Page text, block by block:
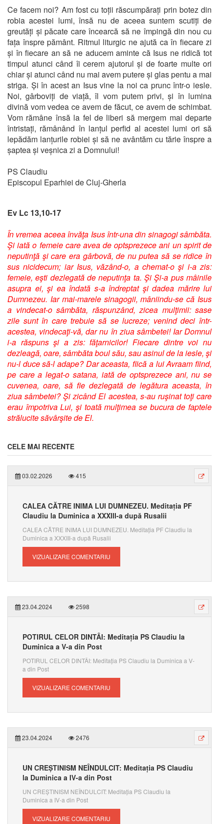
Ce facem noi? Am fost cu toții răscumpărați prin botez din
robia acestei lumi, însă nu de aceea suntem scutiți de
greutăți și păcate care încearcă să ne împingă din nou cu
fața înspre pământ. Ritmul liturgic ne ajută ca în fiecare zi
și în fiecare an să ne aducem aminte că Isus ne ridică tot
timpul atunci când îi cerem ajutorul și de foarte multe ori
chiar și atunci când nu mai avem putere și glas pentu a mai
striga. Și în acest an Isus vine la noi ca prunc într-o iesle.
Noi, gârboviți de viață, îl vom putem privi, și în lumina
divină vom vedea ce avem de făcut, ce avem de schimbat.
Vom rămâne însă la fel de liberi să mergem mai departe
întristați, rămânând în lanțul perfid al acestei lumi ori să
lepădăm lanțurile robiei și să ne avântăm cu tărie înspre a
șaptea și veșnica zi a Domnului!
PS Claudiu
Episcopul Eparhiei de Cluj-Gherla
Ev Lc 13,10-17
În vremea aceea învăţa Isus într-una din sinagogi sâmbăta.
Şi iată o femeie care avea de optsprezece ani un spirit de
neputinţă şi care era gârbovă, de nu putea să se ridice în
sus nicidecum; iar Isus, văzând-o, a chemat-o şi i-a zis:
femeie, eşti dezlegată de neputinţa ta. Şi Şi-a pus mâinile
asupra ei, şi ea îndată s-a îndreptat şi dadea mărire lui
Dumnezeu. Iar mai-marele sinagogii, mâniindu-se că Isus
a vindecat-o sâmbăta, răspunzând, zicea mulţimii: sase
zile sunt în care trebuie să se lucreze; venind deci într-
acestea, vindecaţi-vă, dar nu în ziua sâmbetei! Iar Domnul
i-a răspuns şi a zis: făţarnicilor! Fiecare dintre voi nu
dezleagă, oare, sâmbăta boul său, sau asinul de la iesle, şi
nu-l duce să-l adape? Dar aceasta, fiică a lui Avraam fiind,
pe care a legat-o satana, iată de optsprezece ani, nu se
cuvenea, oare, să fie dezlegată de legătura aceasta, în
ziua sâmbetei? Şi zicând El acestea, s-au ruşinat toţi care
erau împotriva Lui, şi toată mulţimea se bucura de faptele
strălucite săvârşite de El.
CELE MAI RECENTE
03.02.2026 415
CALEA CĂTRE INIMA LUI DUMNEZEU. Meditația PF
Claudiu la Duminica a XXXIII-a după Rusalii
CALEA CĂTRE INIMA LUI DUMNEZEU. Meditația PF Claudiu la
Duminica a XXXIII-a după Rusalii
VIZUALIZARE COMENTARIU
23.04.2024 2598
POTIRUL CELOR DINTÂI: Meditația PS Claudiu la
Duminica a V-a din Post
POTIRUL CELOR DINTÂI: Meditația PS Claudiu la Duminica a V-
a din Post
VIZUALIZARE COMENTARIU
23.04.2024 2476
UN CREȘTINISM NEÎNDULCIT: Meditația PS Claudiu
la Duminica a IV-a din Post
UN CREȘTINISM NEÎNDULCIT: Meditația PS Claudiu la
Duminica a IV-a din Post
VIZUALIZARE COMENTARIU